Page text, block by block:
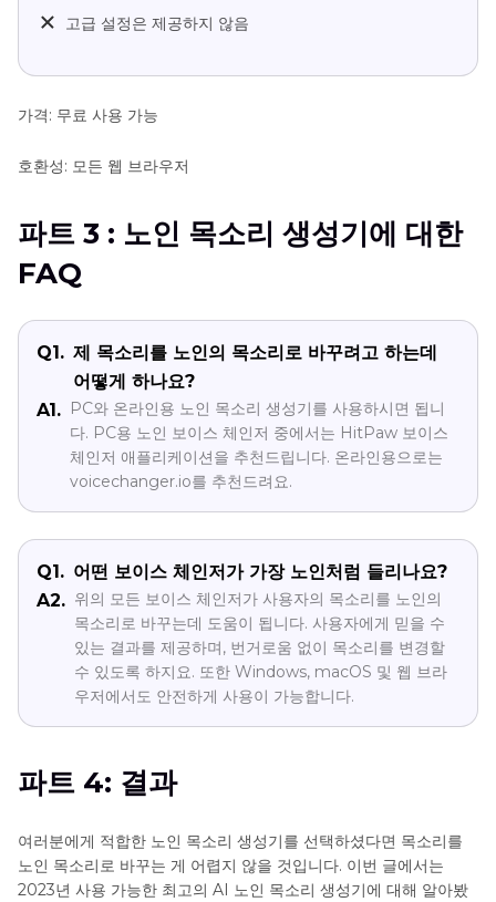
고급 설정은 제공하지 않음
가격: 무료 사용 가능
호환성: 모든 웹 브라우저
파트 3 : 노인 목소리 생성기에 대한
FAQ
Q1. 제 목소리를 노인의 목소리로 바꾸려고 하는데
어떻게 하나요?
A1.
PC와 온라인용 노인 목소리 생성기를 사용하시면 됩니
다. PC용 노인 보이스 체인저 중에서는 HitPaw 보이스
체인저 애플리케이션을 추천드립니다. 온라인용으로는
voicechanger.io를 추천드려요.
Q1. 어떤 보이스 체인저가 가장 노인처럼 들리나요?
A2. 위의 모든 보이스 체인저가 사용자의 목소리를 노인의
목소리로 바꾸는데 도움이 됩니다. 사용자에게 믿을 수
있는 결과를 제공하며, 번거로움 없이 목소리를 변경할
수 있도록 하지요. 또한 Windows, macOS 및 웹 브라
우저에서도 안전하게 사용이 가능합니다.
파트 4: 결과
여러분에게 적합한 노인 목소리 생성기를 선택하셨다면 목소리를
노인 목소리로 바꾸는 게 어렵지 않을 것입니다. 이번 글에서는
2023년 사용 가능한 최고의 AI 노인 목소리 생성기에 대해 알아봤